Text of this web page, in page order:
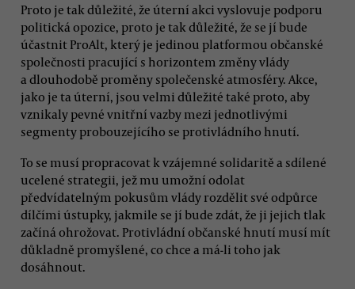
Proto je tak důležité, že úterní akci vyslovuje podporu
politická opozice, proto je tak důležité, že se jí bude
účastnit ProAlt, který je jedinou platformou občanské
společnosti pracující s horizontem změny vlády
a dlouhodobě proměny společenské atmosféry. Akce,
jako je ta úterní, jsou velmi důležité také proto, aby
vznikaly pevné vnitřní vazby mezi jednotlivými
segmenty probouzejícího se protivládního hnutí.
To se musí propracovat k vzájemné solidaritě a sdílené
ucelené strategii, jež mu umožní odolat
předvídatelným pokusům vlády rozdělit své odpůrce
dílčími ústupky, jakmile se jí bude zdát, že ji jejich tlak
začíná ohrožovat. Protivládní občanské hnutí musí mít
důkladně promyšlené, co chce a má-li toho jak
dosáhnout.